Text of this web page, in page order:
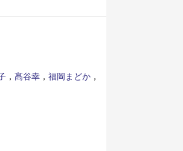
， 髙谷幸 ， 福岡まどか ，